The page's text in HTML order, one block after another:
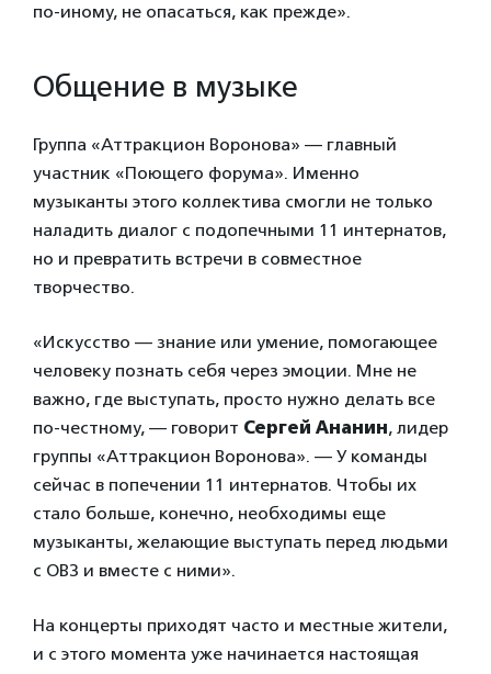
по-иному, не опасаться, как прежде».
Общение в музыке
Группа «Аттракцион Воронова» — главный
участник «Поющего форума». Именно
музыканты этого коллектива смогли не только
наладить диалог с подопечными 11 интернатов,
но и превратить встречи в совместное
творчество.
«Искусство — знание или умение, помогающее
человеку познать себя через эмоции. Мне не
важно, где выступать, просто нужно делать все
по-честному, — говорит Сергей Ананин, лидер
группы «Аттракцион Воронова». — У команды
сейчас в попечении 11 интернатов. Чтобы их
стало больше, конечно, необходимы еще
музыканты, желающие выступать перед людьми
с ОВЗ и вместе с ними».
На концерты приходят часто и местные жители,
и с этого момента уже начинается настоящая